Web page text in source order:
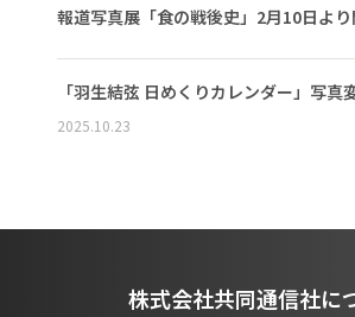
報道写真展「食の戦後史」2月10日よ
「羽生結弦 日めくりカレンダー」写真
2025.10.23
株式会社共同通信社に